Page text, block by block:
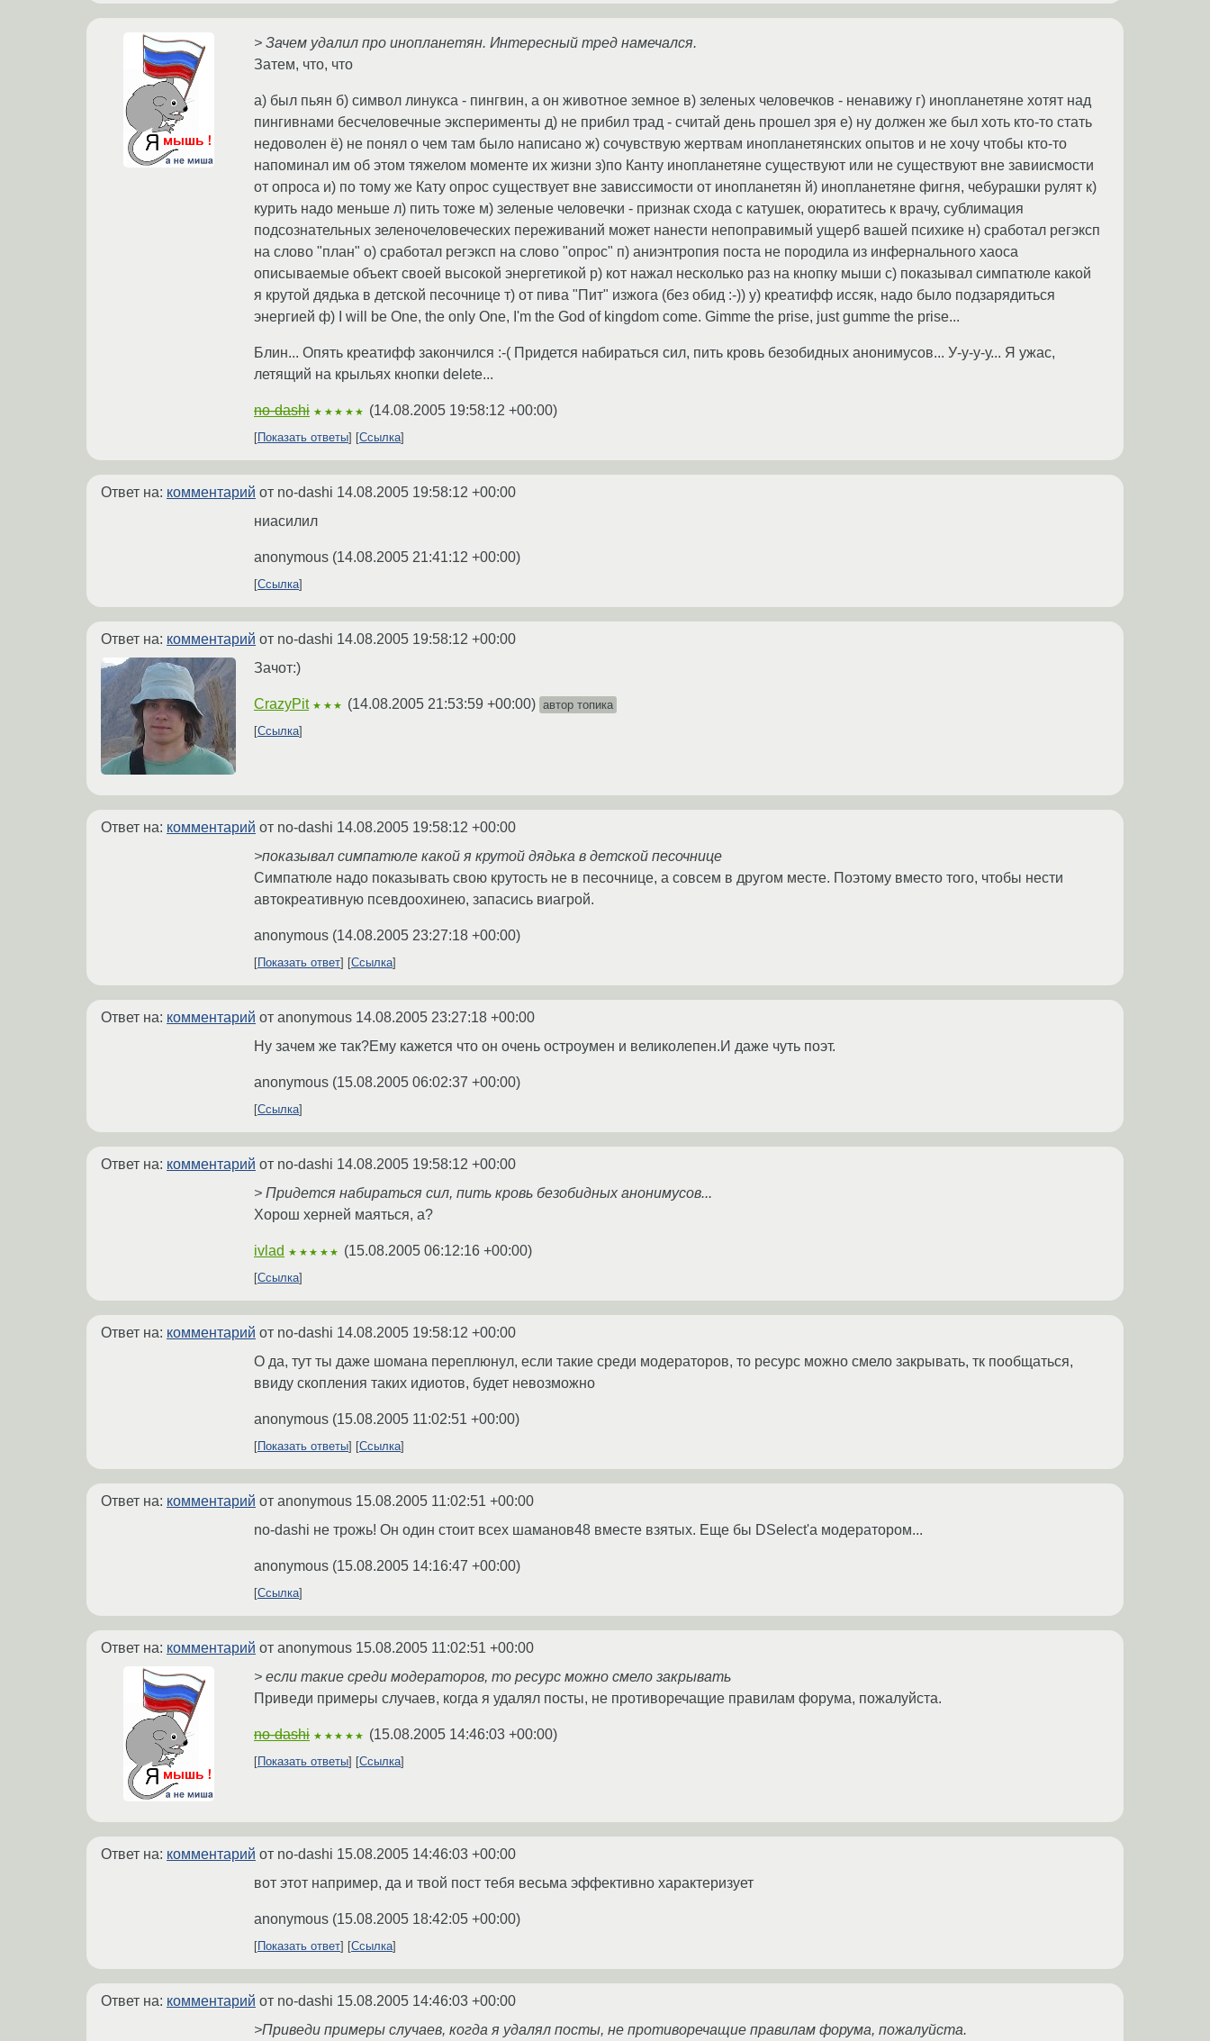
> Зачем удалил про инопланетян. Интересный тред намечался.
Затем, что, что
а) был пьян б) символ линукса - пингвин, а он животное земное в) зеленых человечков - ненавижу г) инопланетяне хотят над
пингивнами бесчеловечные эксперименты д) не прибил трад - считай день прошел зря е) ну должен же был хоть кто-то стать
недоволен ё) не понял о чем там было написано ж) сочувствую жертвам инопланетянских опытов и не хочу чтобы кто-то
напоминал им об этом тяжелом моменте их жизни з)по Канту инопланетяне существуют или не существуют вне завиисмости
от опроса и) по тому же Кату опрос существует вне зависсимости от инопланетян й) инопланетяне фигня, чебурашки рулят к)
курить надо меньше л) пить тоже м) зеленые человечки - признак схода с катушек, оюратитесь к врачу, сублимация
подсознательных зеленочеловеческих переживаний может нанести непоправимый ущерб вашей психике н) сработал регэксп
на слово "план" о) сработал регэксп на слово "опрос" п) аниэнтропия поста не породила из инфернального хаоса
описываемые объект своей высокой энергетикой р) кот нажал несколько раз на кнопку мыши с) показывал симпатюле какой
я крутой дядька в детской песочнице т) от пива "Пит" изжога (без обид :-)) у) креатифф иссяк, надо было подзарядиться
энергией ф) I will be One, the only One, I'm the God of kingdom come. Gimme the prise, just gumme the prise...
Блин... Опять креатифф закончился :-( Придется набираться сил, пить кровь безобидных анонимусов... У-у-у-у... Я ужас,
летящий на крыльях кнопки delete...
no-dashi ★★★★★ (14.08.2005 19:58:12 +00:00)
Показать ответы Ссылка
Ответ на: комментарий от no-dashi 14.08.2005 19:58:12 +00:00
ниасилил
anonymous (14.08.2005 21:41:12 +00:00)
Ссылка
Ответ на: комментарий от no-dashi 14.08.2005 19:58:12 +00:00
Зачот:)
CrazyPit ★★★ (14.08.2005 21:53:59 +00:00) автор топика
Ссылка
Ответ на: комментарий от no-dashi 14.08.2005 19:58:12 +00:00
>показывал симпатюле какой я крутой дядька в детской песочнице
Симпатюле надо показывать свою крутость не в песочнице, а совсем в другом месте. Поэтому вместо того, чтобы нести
автокреативную псевдоохинею, запасись виагрой.
anonymous (14.08.2005 23:27:18 +00:00)
Показать ответ Ссылка
Ответ на: комментарий от anonymous 14.08.2005 23:27:18 +00:00
Ну зачем же так?Ему кажется что он очень остроумен и великолепен.И даже чуть поэт.
anonymous (15.08.2005 06:02:37 +00:00)
Ссылка
Ответ на: комментарий от no-dashi 14.08.2005 19:58:12 +00:00
> Придется набираться сил, пить кровь безобидных анонимусов...
Хорош херней маяться, а?
ivlad ★★★★★ (15.08.2005 06:12:16 +00:00)
Ссылка
Ответ на: комментарий от no-dashi 14.08.2005 19:58:12 +00:00
О да, тут ты даже шомана переплюнул, если такие среди модераторов, то ресурс можно смело закрывать, тк пообщаться,
ввиду скопления таких идиотов, будет невозможно
anonymous (15.08.2005 11:02:51 +00:00)
Показать ответы Ссылка
Ответ на: комментарий от anonymous 15.08.2005 11:02:51 +00:00
no-dashi не трожь! Он один стоит всех шаманов48 вместе взятых. Еще бы DSelect'a модератором...
anonymous (15.08.2005 14:16:47 +00:00)
Ссылка
Ответ на: комментарий от anonymous 15.08.2005 11:02:51 +00:00
> если такие среди модераторов, то ресурс можно смело закрывать
Приведи примеры случаев, когда я удалял посты, не противоречащие правилам форума, пожалуйста.
no-dashi ★★★★★ (15.08.2005 14:46:03 +00:00)
Показать ответы Ссылка
Ответ на: комментарий от no-dashi 15.08.2005 14:46:03 +00:00
вот этот например, да и твой пост тебя весьма эффективно характеризует
anonymous (15.08.2005 18:42:05 +00:00)
Показать ответ Ссылка
Ответ на: комментарий от no-dashi 15.08.2005 14:46:03 +00:00
>Приведи примеры случаев, когда я удалял посты, не противоречащие правилам форума, пожалуйста.